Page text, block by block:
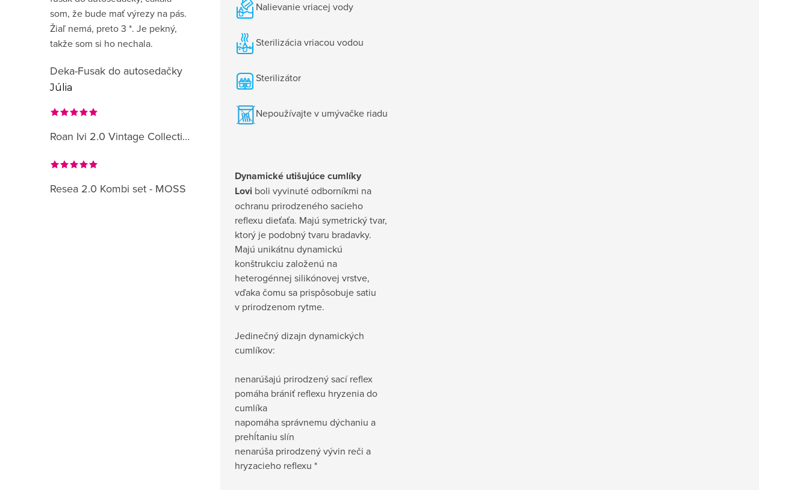
som, že bude mať výrezy na pás.
Žiaľ nemá, preto 3 *. Je pekný,
takže som si ho nechala.
Deka-Fusak do autosedačky
Júlia
Roan Ivi 2.0 Vintage Collection
Resea 2.0 Kombi set - MOSS
Nalievanie vriacej vody
Sterilizácia vriacou vodou
Sterilizátor
Nepoužívajte v umývačke riadu
Dynamické utišujúce cumlíky
Lovi boli vyvinuté odborníkmi na
ochranu prirodzeného sacieho
reflexu dieťaťa. Majú symetrický tvar,
ktorý je podobný tvaru bradavky.
Majú unikátnu dynamickú
konštrukciu založenú na
heterogénnej silikónovej vrstve,
vďaka čomu sa prispôsobuje satiu
v prirodzenom rytme.
Jedinečný dizajn dynamických
cumlíkov:
nenarúšajú prirodzený sací reflex
pomáha brániť reflexu hryzenia do
cumlíka
napomáha správnemu dýchaniu a
prehĺtaniu slín
nenarúša prirodzený vývin reči a
hryzacieho reflexu *